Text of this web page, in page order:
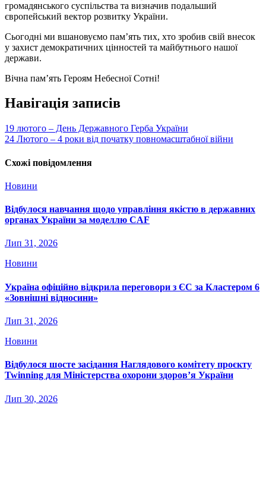
громадянського суспільства та визначив подальший
європейський вектор розвитку України.
Сьогодні ми вшановуємо пам’ять тих, хто зробив свій внесок
у захист демократичних цінностей та майбутнього нашої
держави.
Вічна пам’ять Героям Небесної Сотні!
Навігація записів
19 лютого – День Державного Герба України
24 Лютого – 4 роки від початку повномасштабної війни
Схожі повідомлення
Новини
Відбулося навчання щодо управління якістю в державних
органах України за моделлю CAF
Лип 31, 2026
Новини
Україна офіційно відкрила переговори з ЄС за Кластером 6
«Зовнішні відносини»
Лип 31, 2026
Новини
Відбулося шосте засідання Наглядового комітету проєкту
Twinning для Міністерства охорони здоров’я України
Лип 30, 2026